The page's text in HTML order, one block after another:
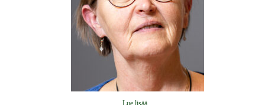
Lue lisää...